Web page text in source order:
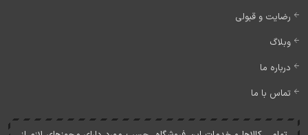
رضایت و قبولی
وبلاگ
درباره ما
تماس با ما